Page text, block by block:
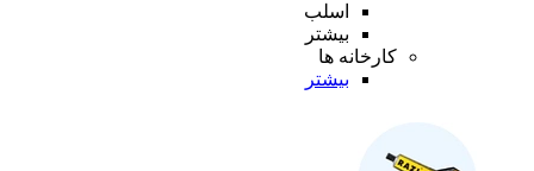
اسلب
بیشتر
کارخانه ها
بیشتر